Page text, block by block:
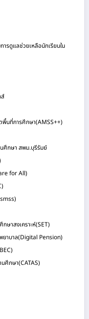
ารดูแลช่วยเหลือนักเรียนใน
พื้นที่การศึกษา(AMSS++)
ศึกษา สพม.บุรีรัมย์
for All)
ษาสงเคราะห์(SET)
ยาบาล(Digital Pension)
นศึกษา(CATAS)